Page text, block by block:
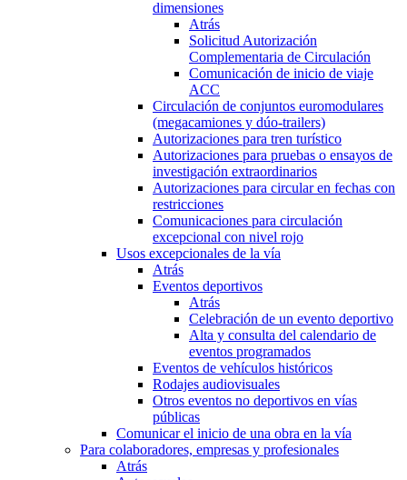
dimensiones
Atrás
Solicitud Autorización
Complementaria de Circulación
Comunicación de inicio de viaje
ACC
Circulación de conjuntos euromodulares
(megacamiones y dúo-trailers)
Autorizaciones para tren turístico
Autorizaciones para pruebas o ensayos de
investigación extraordinarios
Autorizaciones para circular en fechas con
restricciones
Comunicaciones para circulación
excepcional con nivel rojo
Usos excepcionales de la vía
Atrás
Eventos deportivos
Atrás
Celebración de un evento deportivo
Alta y consulta del calendario de
eventos programados
Eventos de vehículos históricos
Rodajes audiovisuales
Otros eventos no deportivos en vías
públicas
Comunicar el inicio de una obra en la vía
Para colaboradores, empresas y profesionales
Atrás